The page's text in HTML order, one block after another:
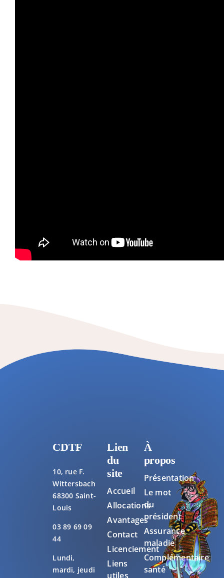
CDTF
10, rue F.
Wittersbach
68300 Saint-
Louis
03 89 69 09
44
Lundi,
mardi, jeudi
Lien
du
site
Accueil
Allocations
Avantages
Contact
Licenciement
Liens
utiles
À
propos
Présentation
Le mot
du
président
Assurance
maladie
Complémentaire
santé